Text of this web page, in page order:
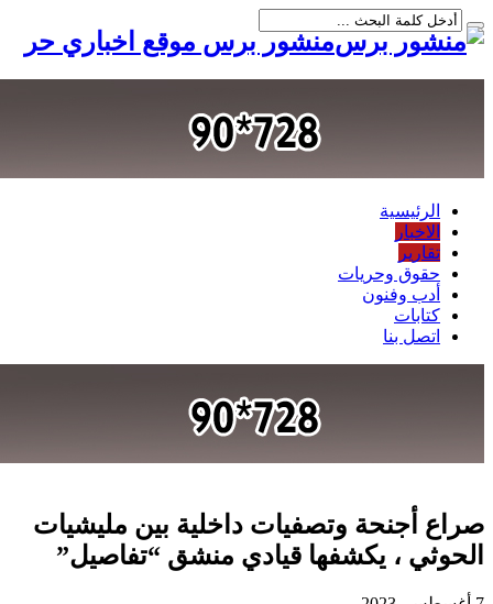
منشور برس موقع اخباري حر
الرئيسية
الاخبار
تقارير
حقوق وحريات
أدب وفنون
كتابات
اتصل بنا
صراع أجنحة وتصفيات داخلية بين مليشيات
الحوثي ، يكشفها قيادي منشق “تفاصيل”